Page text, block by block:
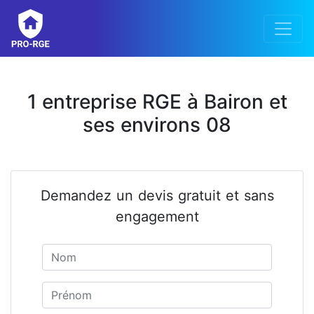
1 entreprise RGE à Bairon et
ses environs 08
Demandez un devis gratuit et sans
engagement
Prénom